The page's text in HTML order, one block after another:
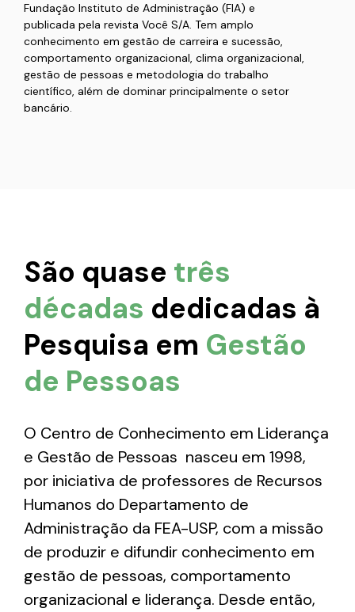
Fundação Instituto de Administração (FIA) e
publicada pela revista Você S/A. Tem amplo
conhecimento em gestão de carreira e sucessão,
comportamento organizacional, clima organizacional,
gestão de pessoas e metodologia do trabalho
científico, além de dominar principalmente o setor
bancário.
São quase três
décadas dedicadas à
Pesquisa em Gestão
de Pessoas
O Centro de Conhecimento em Liderança
e Gestão de Pessoas nasceu em 1998,
por iniciativa de professores de Recursos
Humanos do Departamento de
Administração da FEA-USP, com a missão
de produzir e difundir conhecimento em
gestão de pessoas, comportamento
organizacional e liderança. Desde então,